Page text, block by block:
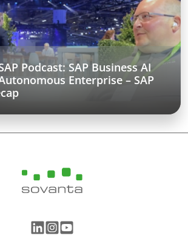
Podcast: SAP Business AI
Enterprise – SAP